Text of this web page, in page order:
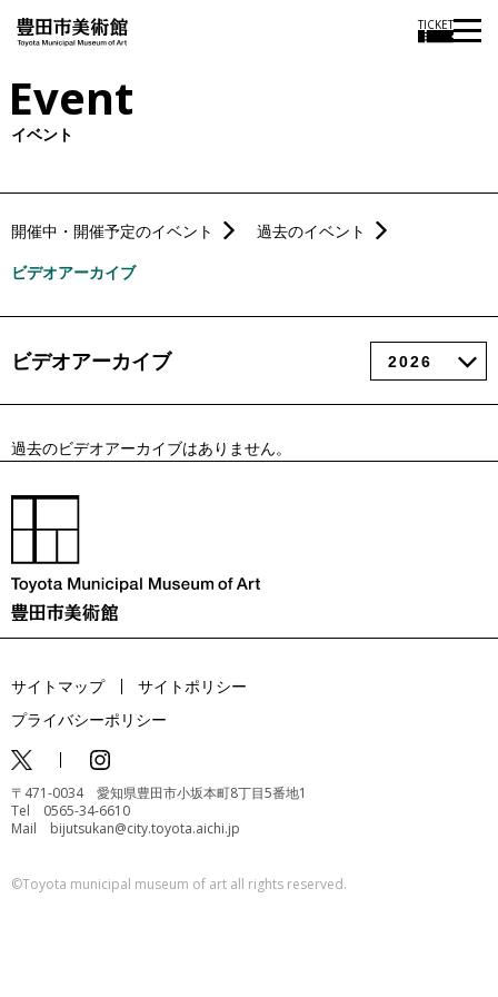
TICKET
Event
イベント
開催中・開催予定のイベント
過去のイベント
ビデオアーカイブ
ビデオアーカイブ
過去のビデオアーカイブはありません。
サイトマップ
サイトポリシー
プライバシーポリシー
〒471-0034 愛知県豊田市小坂本町8丁目5番地1
Tel 0565-34-6610
Mail bijutsukan@city.toyota.aichi.jp
©️Toyota municipal museum of art all rights reserved.